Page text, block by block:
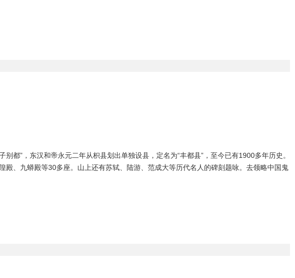
都”，东汉和帝永元二年从枳县划出单独设县，定名为“丰都县”，至今已有1900多年历史。
、九蟒殿等30多座。山上还有苏轼、陆游、范成大等历代名人的碑刻题咏。去领略中国鬼